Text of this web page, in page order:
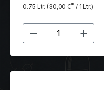
0.75 Ltr. (30,00 €* / 1 Ltr.)
Produkt